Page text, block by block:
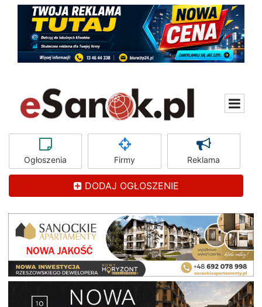
Ogłoszenia Firmy Reklama
DODAJ OGŁOSZENIE